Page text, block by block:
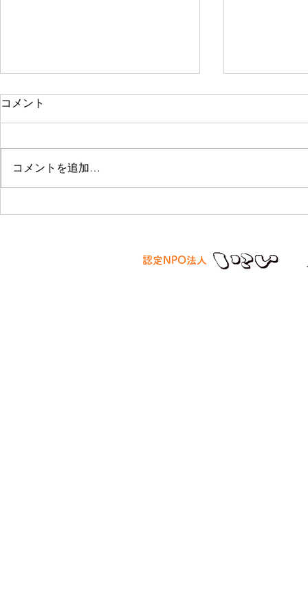
１１／１
コメント
コメントを追加…
認定NPO法人